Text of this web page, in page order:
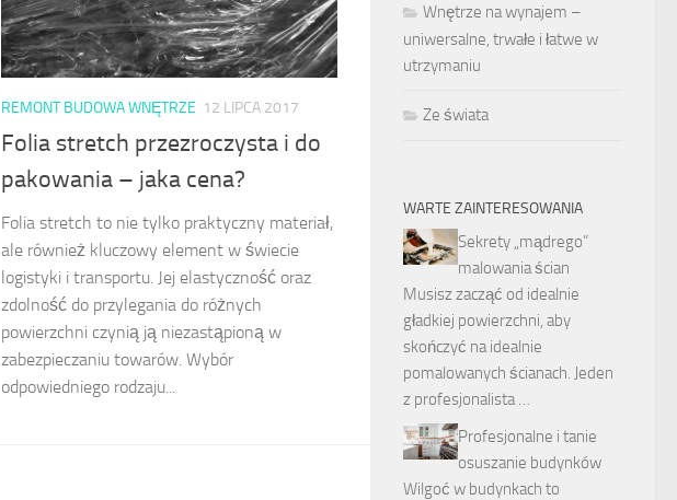
REMONT BUDOWA WNĘTRZE 12 LIPCA 2017
Folia stretch przezroczysta i do
pakowania – jaka cena?
Folia stretch to nie tylko praktyczny materiał,
ale również kluczowy element w świecie
logistyki i transportu. Jej elastyczność oraz
zdolność do przylegania do różnych
powierzchni czynią ją niezastąpioną w
zabezpieczaniu towarów. Wybór
odpowiedniego rodzaju...
Wnętrze na wynajem –
uniwersalne, trwałe i łatwe w
utrzymaniu
Ze świata
WARTE ZAINTERESOWANIA
Sekrety „mądrego”
malowania ścian
Musisz zacząć od idealnie
gładkiej powierzchni, aby
skończyć na idealnie
pomalowanych ścianach. Jeden
z profesjonalista …
Profesjonalne i tanie
osuszanie budynków
Wilgoć w budynkach to